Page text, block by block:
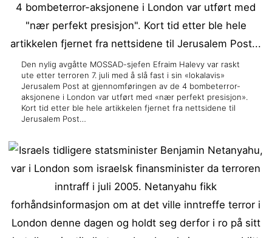
Den nylig avgåtte MOSSAD-sjefen Efraim Halevy var raskt
ute etter terroren 7. juli med å slå fast i sin «lokalavis»
Jerusalem Post at gjennomføringen av de 4 bombeterror-
aksjonene i London var utført med «nær perfekt presisjon».
Kort tid etter ble hele artikkelen fjernet fra nettsidene til
Jerusalem Post…